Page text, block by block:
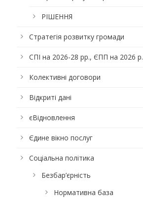
РІШЕННЯ
Стратегія розвитку громади
СПІ на 2026-28 рр., ЄПП на 2026 р.
Колективні договори
Відкриті дані
єВідновлення
Єдине вікно послуг
Соціальна політика
Безбар’єрність
Нормативна база